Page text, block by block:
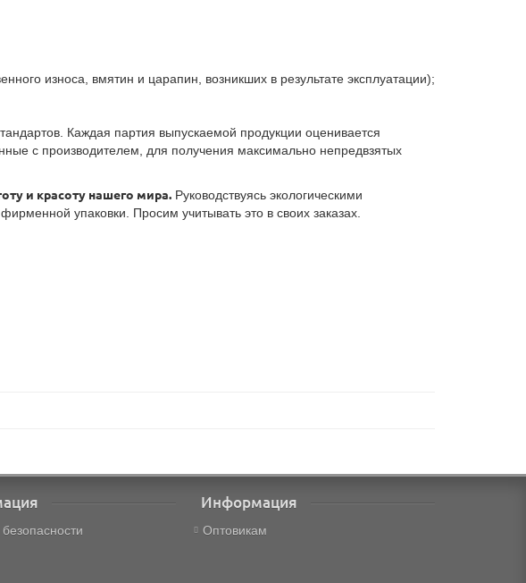
износа, вмятин и царапин, возникших в результате эксплуатации);
Каждая партия выпускаемой продукции оценивается
с производителем, для получения максимально непредвзятых
и красоту нашего мира. Руководствуясь экологическими
упаковки. Просим учитывать это в своих заказах.
Информация
Оптовикам